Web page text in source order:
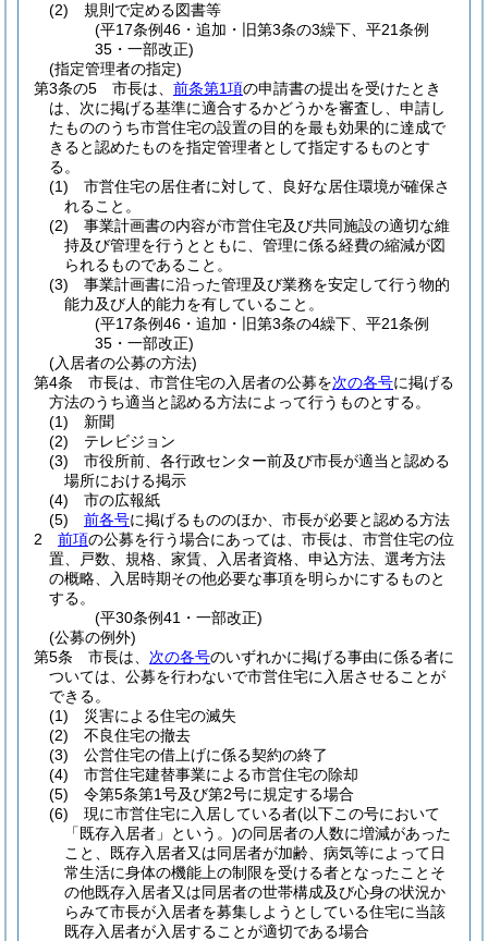
(2)
規則で定める図書等
(平17条例46・追加・旧第3条の3繰下、平21条例
35・一部改正)
(指定管理者の指定)
第3条の5
市長は、 前条第1項の申請書の提出を受けたとき
は、次に掲げる基準に適合するかどうかを審査し、申請し
たもののうち市営住宅の設置の目的を最も効果的に達成で
きると認めたものを指定管理者として指定するものとす
る。
(1)
市営住宅の居住者に対して、良好な居住環境が確保さ
れること。
(2)
事業計画書の内容が市営住宅及び共同施設の適切な維
持及び管理を行うとともに、管理に係る経費の縮減が図
られるものであること。
(3)
事業計画書に沿った管理及び業務を安定して行う物的
能力及び人的能力を有していること。
(平17条例46・追加・旧第3条の4繰下、平21条例
35・一部改正)
(入居者の公募の方法)
第4条
市長は、市営住宅の入居者の公募を次の各号に掲げる
方法のうち適当と認める方法によって行うものとする。
(1)
新聞
(2)
テレビジョン
(3)
市役所前、各行政センター前及び市長が適当と認める
場所における掲示
(4)
市の広報紙
(5)
前各号に掲げるもののほか、市長が必要と認める方法
2
前項の公募を行う場合にあっては、市長は、市営住宅の位
置、戸数、規格、家賃、入居者資格、申込方法、選考方法
の概略、入居時期その他必要な事項を明らかにするものと
する。
(平30条例41・一部改正)
(公募の例外)
第5条
市長は、 次の各号のいずれかに掲げる事由に係る者に
ついては、公募を行わないで市営住宅に入居させることが
できる。
(1)
災害による住宅の滅失
(2)
不良住宅の撤去
(3)
公営住宅の借上げに係る契約の終了
(4)
市営住宅建替事業による市営住宅の除却
(5)
令第5条第1号及び第2号に規定する場合
(6)
現に市営住宅に入居している者(以下この号において
「既存入居者」という。)の同居者の人数に増減があった
こと、既存入居者又は同居者が加齢、病気等によって日
常生活に身体の機能上の制限を受ける者となったことそ
の他既存入居者又は同居者の世帯構成及び心身の状況か
らみて市長が入居者を募集しようとしている住宅に当該
既存入居者が入居することが適切である場合